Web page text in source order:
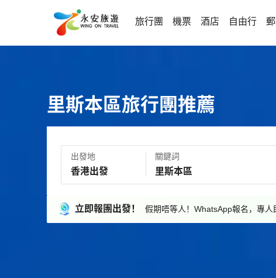
旅行團 機票 酒店 自由行
里斯本區旅行團推薦
出發地 關鍵詞
立即報團出發！ 假期唔等人！WhatsApp報名，專人